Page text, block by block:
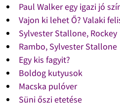
Paul Walker egy igazi jó
Vajon ki lehet Ő? Valaki
Sylvester Stallone, Rockey
Rambo, Sylvester Stallone
Egy kis fagyit?
Boldog kutyusok
Macska pulóver
Süni őszi etetése